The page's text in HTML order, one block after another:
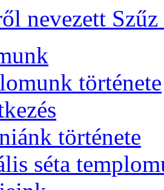
nevezett
története
története
séta